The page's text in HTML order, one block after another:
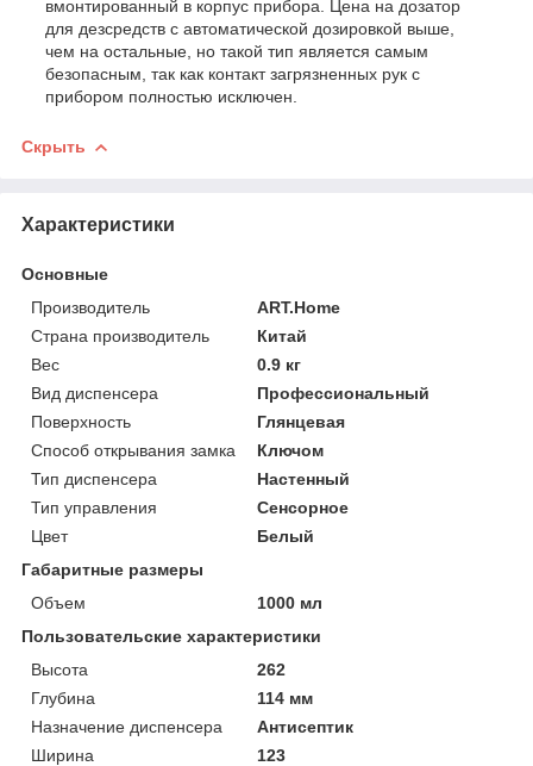
вмонтированный в корпус прибора. Цена на дозатор
для дезсредств с автоматической дозировкой выше,
чем на остальные, но такой тип является самым
безопасным, так как контакт загрязненных рук с
прибором полностью исключен.
Скрыть
Характеристики
Основные
Производитель
ART.Home
Страна производитель
Китай
Вес
0.9 кг
Вид диспенсера
Профессиональный
Поверхность
Глянцевая
Способ открывания замка
Ключом
Тип диспенсера
Настенный
Тип управления
Сенсорное
Цвет
Белый
Габаритные размеры
Объем
1000 мл
Пользовательские характеристики
Высота
262
Глубина
114 мм
Назначение диспенсера
Антисептик
Ширина
123